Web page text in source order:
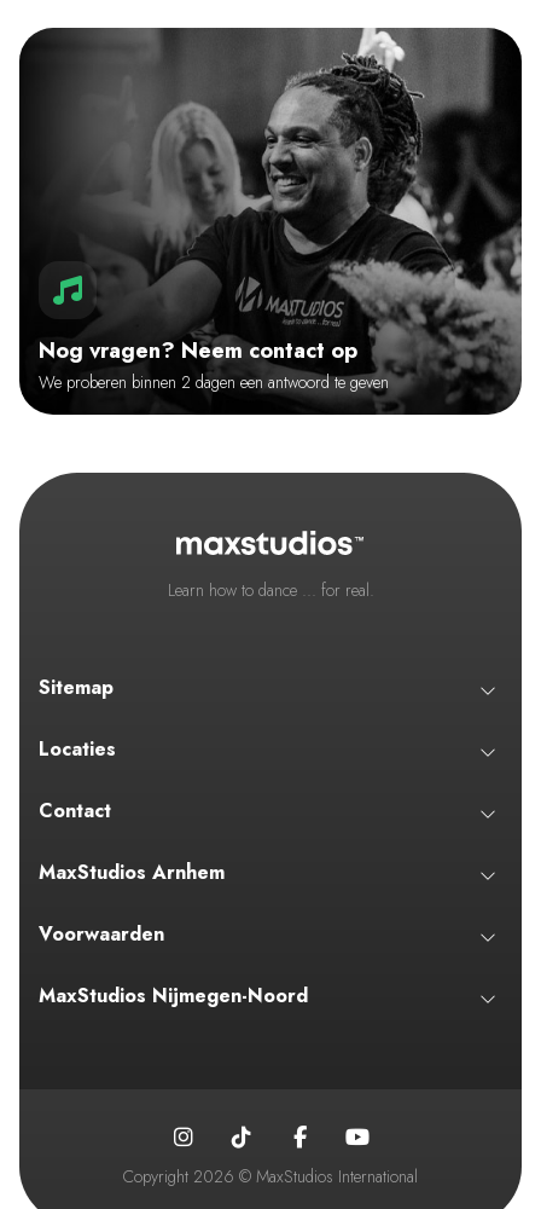
Nog vragen? Neem contact op
We proberen binnen 2 dagen een antwoord te geven
Learn how to dance ... for real.
Sitemap
Locaties
Contact
MaxStudios Arnhem
Voorwaarden
MaxStudios Nijmegen-Noord
Copyright 2026 © MaxStudios International